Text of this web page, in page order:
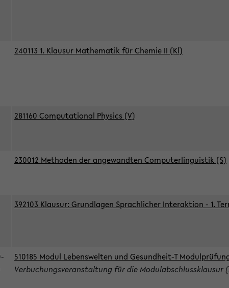
240113 1. Klausur Mathematik für Chemie II (Kl)
281160 Computational Physics (V)
230012 Methoden der angewandten Computerlinguistik (S)
392103 Klausur: Grundlagen Sprachlicher Interaktion - 1.
510185 Modul Lebenswelten und Gesundheit-T
Verbuchungsveranstaltung für die Modulabschlussklausur